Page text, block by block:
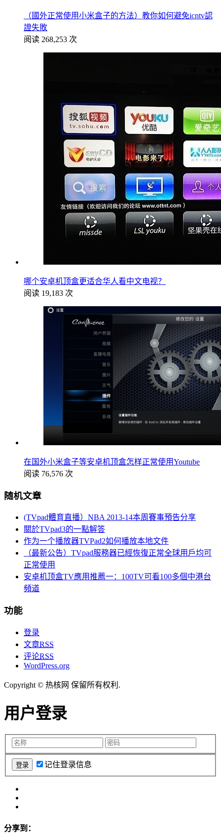
（國外正常使用小米盒子的方法）教你如何避免icntv認
證失敗
阅读 268,253 次
哪个安卓机顶盒更适合华人看中文电视？
阅读 19,183 次
在国外小米盒子等安卓机顶盒怎样正常使用Youtube
阅读 76,576 次
随机文章
(TVpad體育直播）NBA 2013-14本周賽事預告分享
關於TVpad3的一點解答
作为一个播放器TVPad2如何播放本地文件
（最新公告）TVpad服務器已經恢復正常全球用戶均可
正常使用
安卓机顶盒TV應用推薦一：100TV可看100多個中港台
頻道
功能
登录
文章RSS
评论RSS
WordPress.org
Copyright © 热核网 保留所有权利.
用户登录
记住登录信息
分享到：